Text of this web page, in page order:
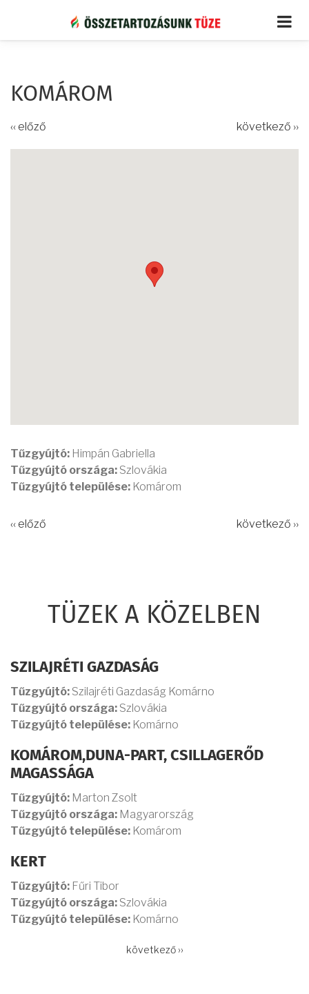
tartalomra
KOMÁROM
‹‹ előző következő ››
Tűzgyújtó: Himpán Gabriella
Tűzgyújtó országa: Szlovákia
Tűzgyújtó települése: Komárom
‹‹ előző következő ››
TÜZEK A KÖZELBEN
SZILAJRÉTI GAZDASÁG
Tűzgyújtó: Szilajréti Gazdaság Komárno
Tűzgyújtó országa: Szlovákia
Tűzgyújtó települése: Komárno
KOMÁROM,DUNA-PART, CSILLAGERŐD
MAGASSÁGA
Tűzgyújtó: Marton Zsolt
Tűzgyújtó országa: Magyarország
Tűzgyújtó települése: Komárom
KERT
Tűzgyújtó: Fűri Tibor
Tűzgyújtó országa: Szlovákia
Tűzgyújtó települése: Komárno
Következő
következő ››